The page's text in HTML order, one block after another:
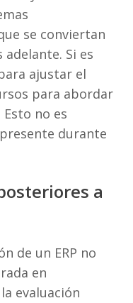
se conviertan
Si es
ajustar el
para abordar
no es
durante
a
de un ERP no
en
evaluación